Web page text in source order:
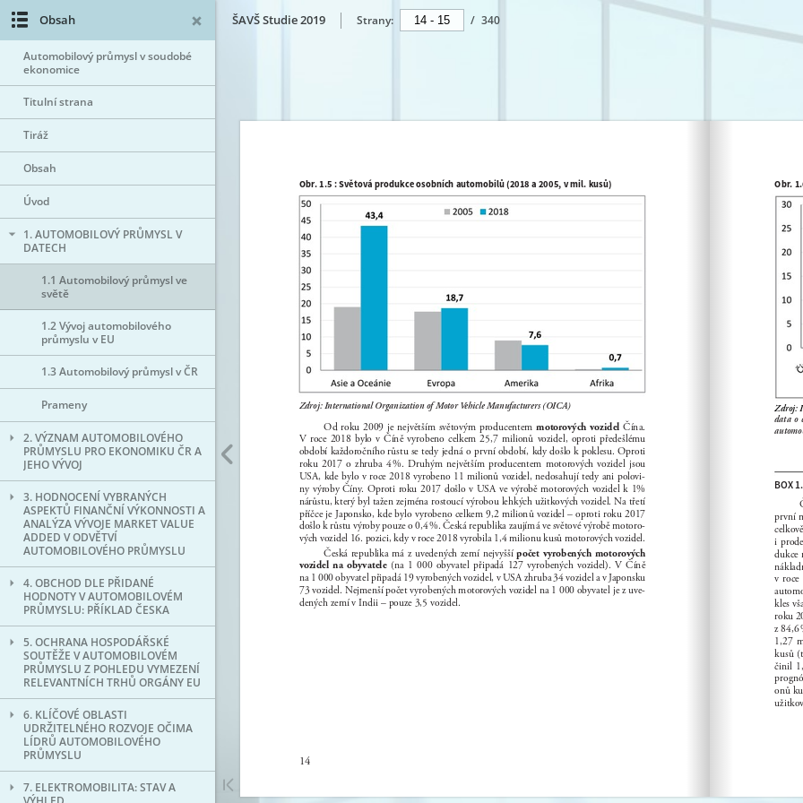
ŠAVŠ Studie 2019 Strany: / 340
Obsah
Automobilový průmysl v soudobé
ekonomice
Titulní strana
Tiráž
Obsah
Úvod
1. AUTOMOBILOVÝ PRŮMYSL V
DATECH
1.1 Automobilový průmysl ve
světě
1.2 Vývoj automobilového
průmyslu v EU
1.3 Automobilový průmysl v ČR
Prameny
2. VÝZNAM AUTOMOBILOVÉHO
PRŮMYSLU PRO EKONOMIKU ČR A
JEHO VÝVOJ
3. HODNOCENÍ VYBRANÝCH
ASPEKTŮ FINANČNÍ VÝKONNOSTI A
ANALÝZA VÝVOJE MARKET VALUE
ADDED V ODVĚTVÍ
AUTOMOBILOVÉHO PRŮMYSLU
4. OBCHOD DLE PŘIDANÉ
HODNOTY V AUTOMOBILOVÉM
PRŮMYSLU: PŘÍKLAD ČESKA
5. OCHRANA HOSPODÁŘSKÉ
SOUTĚŽE V AUTOMOBILOVÉM
PRŮMYSLU Z POHLEDU VYMEZENÍ
RELEVANTNÍCH TRHŮ ORGÁNY EU
6. KLÍČOVÉ OBLASTI
UDRŽITELNÉHO ROZVOJE OČIMA
LÍDRŮ AUTOMOBILOVÉHO
PRŮMYSLU
7. ELEKTROMOBILITA: STAV A